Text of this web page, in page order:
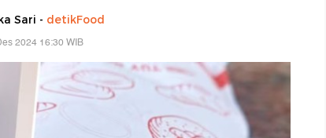
Sari - detikFood
2024 16:30 WIB